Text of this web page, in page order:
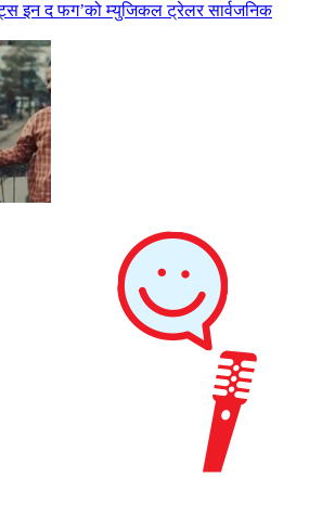
इन द फग’को म्युजिकल ट्रेलर सार्वजनिक